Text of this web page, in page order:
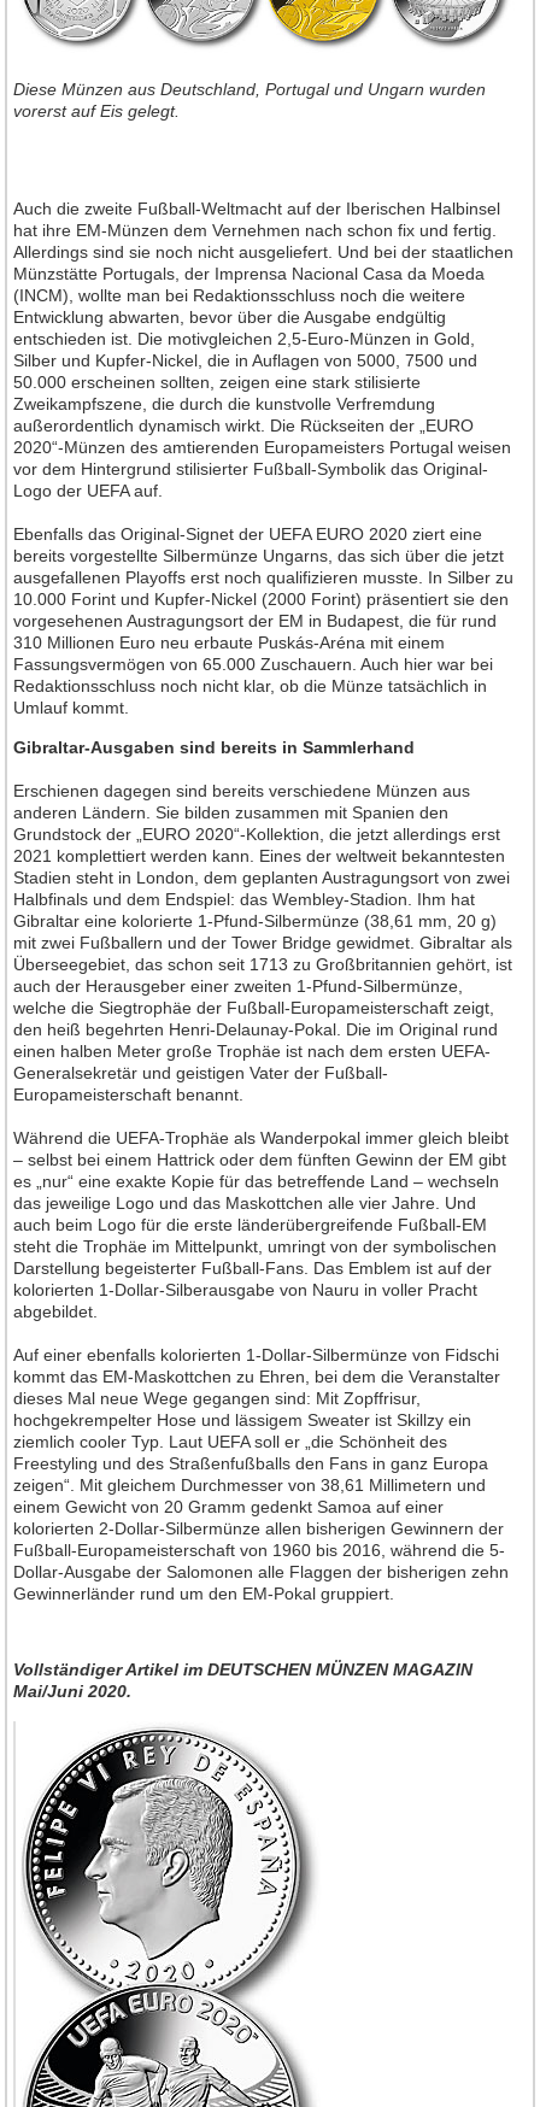
Diese Münzen aus Deutschland, Portugal und Ungarn wurden
vorerst auf Eis gelegt.
Auch die zweite Fußball-Weltmacht auf der Iberischen Halbinsel
hat ihre EM-Münzen dem Vernehmen nach schon fix und fertig.
Allerdings sind sie noch nicht ausgeliefert. Und bei der staatlichen
Münzstätte Portugals, der Imprensa Nacional Casa da Moeda
(INCM), wollte man bei Redaktionsschluss noch die weitere
Entwicklung abwarten, bevor über die Ausgabe endgültig
entschieden ist. Die motivgleichen 2,5-Euro-Münzen in Gold,
Silber und Kupfer-Nickel, die in Auflagen von 5000, 7500 und
50.000 erscheinen sollten, zeigen eine stark stilisierte
Zweikampfszene, die durch die kunstvolle Verfremdung
außerordentlich dynamisch wirkt. Die Rückseiten der „EURO
2020“-Münzen des amtierenden Europameisters Portugal weisen
vor dem Hintergrund stilisierter Fußball-Symbolik das Original-
Logo der UEFA auf.
Ebenfalls das Original-Signet der UEFA EURO 2020 ziert eine
bereits vorgestellte Silbermünze Ungarns, das sich über die jetzt
ausgefallenen Playoffs erst noch qualifizieren musste. In Silber zu
10.000 Forint und Kupfer-Nickel (2000 Forint) präsentiert sie den
vorgesehenen Austragungsort der EM in Budapest, die für rund
310 Millionen Euro neu erbaute Puskás-Aréna mit einem
Fassungsvermögen von 65.000 Zuschauern. Auch hier war bei
Redaktionsschluss noch nicht klar, ob die Münze tatsächlich in
Umlauf kommt.
Gibraltar-Ausgaben sind bereits in Sammlerhand
Erschienen dagegen sind bereits verschiedene Münzen aus
anderen Ländern. Sie bilden zusammen mit Spanien den
Grundstock der „EURO 2020“-Kollektion, die jetzt allerdings erst
2021 komplettiert werden kann. Eines der weltweit bekanntesten
Stadien steht in London, dem geplanten Austragungsort von zwei
Halbfinals und dem Endspiel: das Wembley-Stadion. Ihm hat
Gibraltar eine kolorierte 1-Pfund-Silbermünze (38,61 mm, 20 g)
mit zwei Fußballern und der Tower Bridge gewidmet. Gibraltar als
Überseegebiet, das schon seit 1713 zu Großbritannien gehört, ist
auch der Herausgeber einer zweiten 1-Pfund-Silbermünze,
welche die Siegtrophäe der Fußball-Europameisterschaft zeigt,
den heiß begehrten Henri-Delaunay-Pokal. Die im Original rund
einen halben Meter große Trophäe ist nach dem ersten UEFA-
Generalsekretär und geistigen Vater der Fußball-
Europameisterschaft benannt.
Während die UEFA-Trophäe als Wanderpokal immer gleich bleibt
– selbst bei einem Hattrick oder dem fünften Gewinn der EM gibt
es „nur“ eine exakte Kopie für das betreffende Land – wechseln
das jeweilige Logo und das Maskottchen alle vier Jahre. Und
auch beim Logo für die erste länderübergreifende Fußball-EM
steht die Trophäe im Mittelpunkt, umringt von der symbolischen
Darstellung begeisterter Fußball-Fans. Das Emblem ist auf der
kolorierten 1-Dollar-Silberausgabe von Nauru in voller Pracht
abgebildet.
Auf einer ebenfalls kolorierten 1-Dollar-Silbermünze von Fidschi
kommt das EM-Maskottchen zu Ehren, bei dem die Veranstalter
dieses Mal neue Wege gegangen sind: Mit Zopffrisur,
hochgekrempelter Hose und lässigem Sweater ist Skillzy ein
ziemlich cooler Typ. Laut UEFA soll er „die Schönheit des
Freestyling und des Straßenfußballs den Fans in ganz Europa
zeigen“. Mit gleichem Durchmesser von 38,61 Millimetern und
einem Gewicht von 20 Gramm gedenkt Samoa auf einer
kolorierten 2-Dollar-Silbermünze allen bisherigen Gewinnern der
Fußball-Europameisterschaft von 1960 bis 2016, während die 5-
Dollar-Ausgabe der Salomonen alle Flaggen der bisherigen zehn
Gewinnerländer rund um den EM-Pokal gruppiert.
Vollständiger Artikel im DEUTSCHEN MÜNZEN MAGAZIN
Mai/Juni 2020.